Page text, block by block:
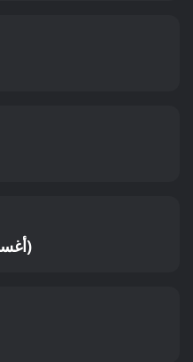
$5,330.78 (24 أغسطس 2025)